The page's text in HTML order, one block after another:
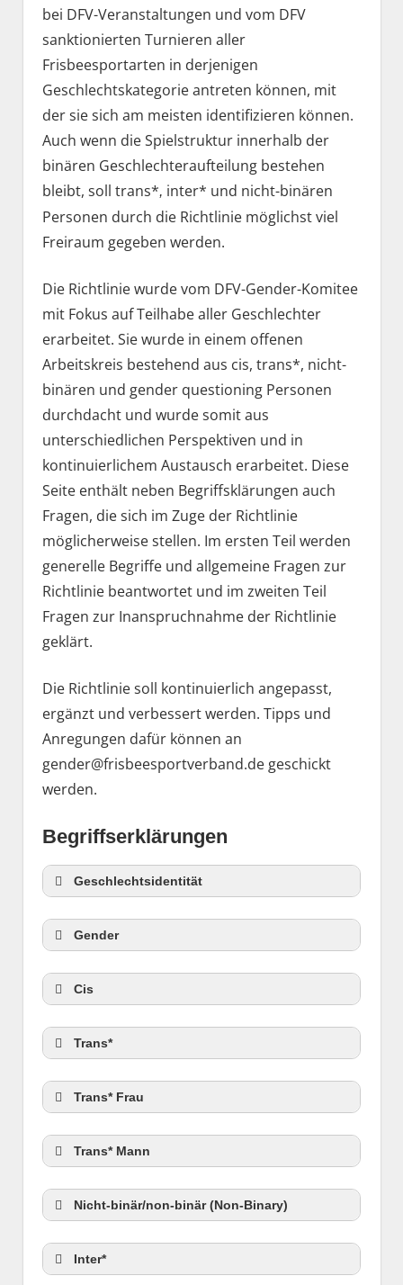
bei DFV-Veranstaltungen und vom DFV
sanktionierten Turnieren aller
Frisbeesportarten in derjenigen
Geschlechtskategorie antreten können, mit
der sie sich am meisten identifizieren können.
Auch wenn die Spielstruktur innerhalb der
binären Geschlechteraufteilung bestehen
bleibt, soll trans*, inter* und nicht-binären
Personen durch die Richtlinie möglichst viel
Freiraum gegeben werden.
Die Richtlinie wurde vom DFV-Gender-Komitee
mit Fokus auf Teilhabe aller Geschlechter
erarbeitet. Sie wurde in einem offenen
Arbeitskreis bestehend aus cis, trans*, nicht-
binären und gender questioning Personen
durchdacht und wurde somit aus
unterschiedlichen Perspektiven und in
kontinuierlichem Austausch erarbeitet. Diese
Seite enthält neben Begriffsklärungen auch
Fragen, die sich im Zuge der Richtlinie
möglicherweise stellen. Im ersten Teil werden
generelle Begriffe und allgemeine Fragen zur
Richtlinie beantwortet und im zweiten Teil
Fragen zur Inanspruchnahme der Richtlinie
geklärt.
Die Richtlinie soll kontinuierlich angepasst,
ergänzt und verbessert werden. Tipps und
Anregungen dafür können an
gender@frisbeesportverband.de geschickt
werden.
Begriffserklärungen
Geschlechtsidentität
Gender
Cis
Trans*
Trans* Frau
Trans* Mann
Nicht-binär/non-binär (Non-Binary)
Inter*